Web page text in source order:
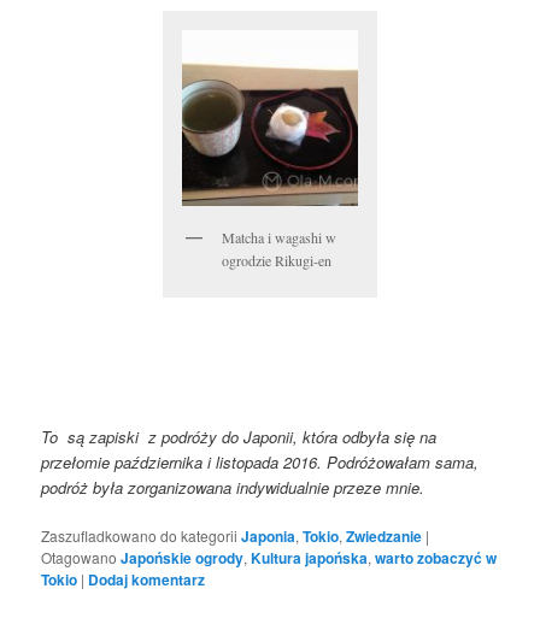
Matcha i wagashi w
ogrodzie Rikugi-en
To są zapiski z podróży do Japonii, która odbyła się na
przełomie października i listopada 2016. Podróżowałam sama,
podróż była zorganizowana indywidualnie przeze mnie.
Zaszufladkowano do kategorii Japonia,Tokio,Zwiedzanie |
Otagowano Japońskie ogrody,Kultura japońska,warto zobaczyć w
Tokio | Dodaj komentarz